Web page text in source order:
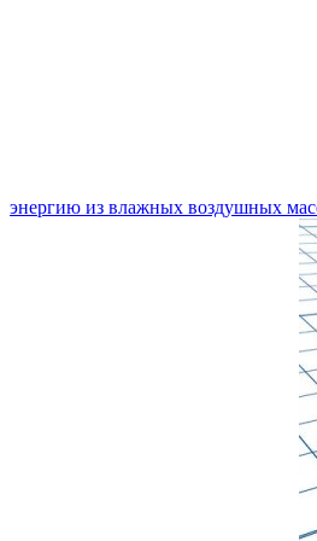
энергию из влажных воздушных